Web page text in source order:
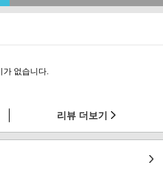
가 없습니다.
리뷰 더보기